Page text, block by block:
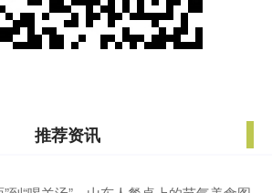
推荐资讯